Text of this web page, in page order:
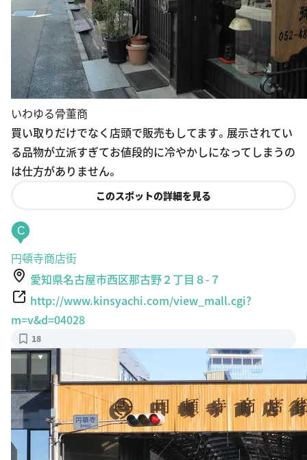
いわゆる骨董商
買い取りだけでなく店頭で販売もしてます。展示されてい
る品物が立派すぎてお値段的に冷やかしになってしまうの
は仕方がありません。
このスポットの詳細を見る
円頓寺商店街
愛知県名古屋市西区那古野２丁目８-７
http://www.kinsyachi.com/view_mall.cgi?
m=v&d=04028
18